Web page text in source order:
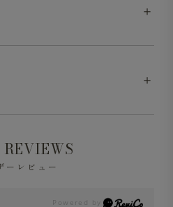
わせて楽しめる、セッ
に。シャツやニット、Tシャツ
が良く、羽織るだけでこなれた
アイテム着用
REVIEWS
ーレビュー